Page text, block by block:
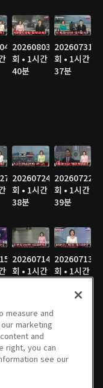
20260803
회 • 1시간
40분
20260731
회 • 1시간
37분
20260724
회 • 1시간
38분
20260722
회 • 1시간
39분
20260714
회 • 1시간
20260713
회 • 1시간
20260706
회 • 1시간
39분
회 • 1시간
38분
measure and
marketing
and
right, you can
see our